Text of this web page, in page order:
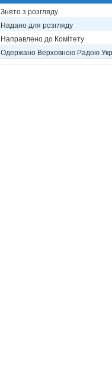
Знято з розгляду
Надано для розгляду
Направлено до Комітету
Одержано Верховною Радою